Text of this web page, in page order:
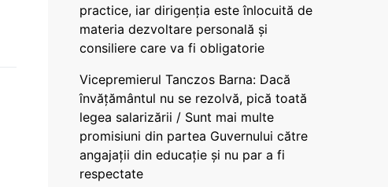
practice, iar dirigenția este înlocuită de
materia dezvoltare personală și
consiliere care va fi obligatorie
Vicepremierul Tanczos Barna: Dacă
învățământul nu se rezolvă, pică toată
legea salarizării / Sunt mai multe
promisiuni din partea Guvernului către
angajații din educație și nu par a fi
respectate